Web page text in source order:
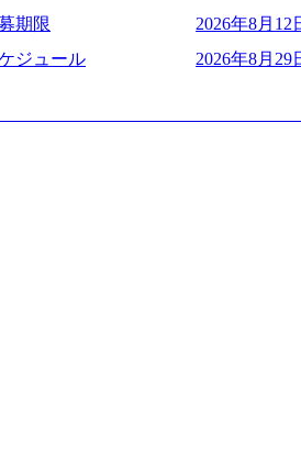
事業所内禁煙(入居する施設に喫煙
のご経験をお持ちの方 ・システム
～基本設計など上流経験2年以上 ・
る 育休取得率は男性65%、女性
理職率も21.8%（2023年12月時点）
開始、②11時開始、③12時開始 2026年8月10日(月) 16:00 各回5
post-283587)
可視化を支援 「インパクト加重会計
算出 (https://prtimes.jp/main/html/rd/p/
20年近く成長を続けており、2022年3
ンは1973年に創業された。クライ
、カスタマイズされた戦略を策定
に落とし込んでいる。 徹底した「
戦略やトランスフォーメーション案
のとして「True North」（真北）と
期限
2026年8月12
ジュール
2026年8月29